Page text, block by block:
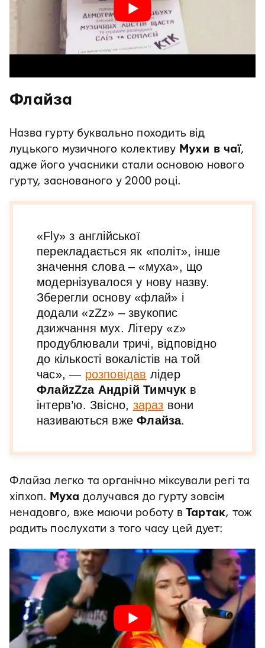
Флайза
Назва гурту буквально походить від
луцького музичного колективу Мухи в чаї,
адже його учасники стали основою нового
гурту, заснованого у 2000 році.
«Fly» з англійської
перекладається як «політ», інше
значення слова – «муха», що
модернізувалося у нову назву.
Зберегли основу «флай» і
додали «zZz» – звукопис
дзижчання мух. Літеру «z»
продублювали тричі, відповідно
до кількості вокалістів на той
час», — розповідав лідер
ФлайzZzа Андрій Тимчук в
інтерв’ю. Звісно, зараз вони
називаються вжеФлайза.
Флайза легко та органічно міксували регі та
хіпхоп. Муха долучався до гурту зовсім
ненадовго, вже маючи роботу в Тартак, тож
радить послухати з того часу цей дует: